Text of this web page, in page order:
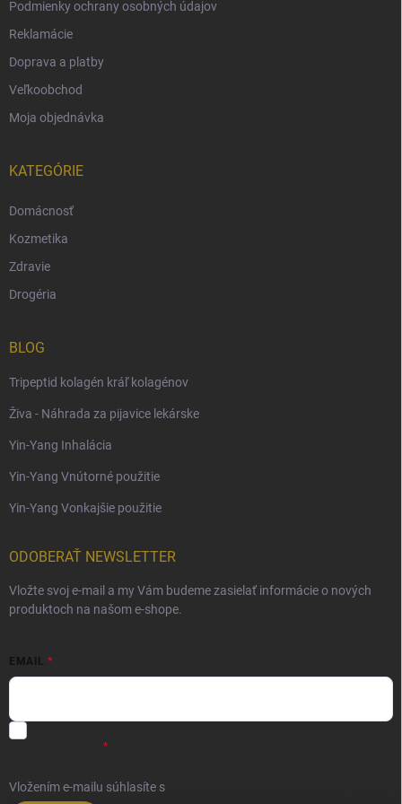
Podmienky ochrany osobných údajov
Reklamácie
Doprava a platby
Veľkoobchod
Moja objednávka
KATEGÓRIE
Domácnosť
Kozmetika
Zdravie
Drogéria
BLOG
Tripeptid kolagén kráľ kolagénov
Živa - Náhrada za pijavice lekárske
Yin-Yang Inhalácia
Yin-Yang Vnútorné použitie
Yin-Yang Vonkajšie použitie
ODOBERAŤ NEWSLETTER
Vložte svoj e-mail a my Vám budeme zasielať informácie o nových
produktoch na našom e-shope.
EMAIL
Vložením e-mailu súhlasíte s